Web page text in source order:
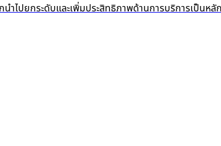
ไปยกระดับและเพิ่มประสิทธิภาพด้านการบริการเป็นห